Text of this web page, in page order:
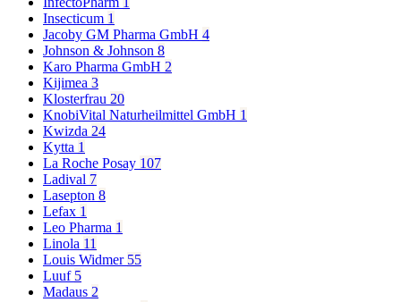
Insecticum 1
Jacoby GM Pharma GmbH 4
Johnson & Johnson 8
Karo Pharma GmbH 2
Kijimea 3
Klosterfrau 20
KnobiVital Naturheilmittel GmbH 1
Kwizda 24
Kytta 1
La Roche Posay 107
Ladival 7
Lasepton 8
Lefax 1
Leo Pharma 1
Linola 11
Louis Widmer 55
Luuf 5
Madaus 2